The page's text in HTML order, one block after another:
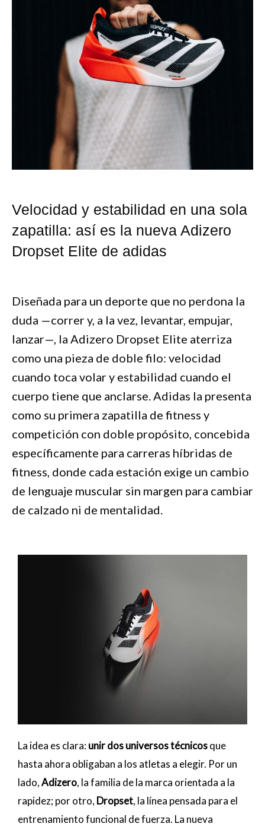
Velocidad y estabilidad en una sola
zapatilla: así es la nueva Adizero
Dropset Elite de adidas
Diseñada para un deporte que no perdona la
duda —correr y, a la vez, levantar, empujar,
lanzar—, la Adizero Dropset Elite aterriza
como una pieza de doble filo: velocidad
cuando toca volar y estabilidad cuando el
cuerpo tiene que anclarse. Adidas la presenta
como su primera zapatilla de fitness y
competición con doble propósito, concebida
específicamente para carreras híbridas de
fitness, donde cada estación exige un cambio
de lenguaje muscular sin margen para cambiar
de calzado ni de mentalidad.
La idea es clara:unir dos universos técnicosque
hasta ahora obligaban a los atletas a elegir. Por un
lado,Adizero, la familia de la marca orientada a la
rapidez; por otro, Dropset, la línea pensada para el
entrenamiento funcional de fuerza. La nueva